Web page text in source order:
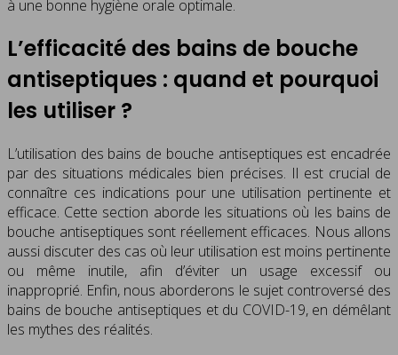
à une bonne hygiène orale optimale.
L’efficacité des bains de bouche
antiseptiques : quand et pourquoi
les utiliser ?
L’utilisation des bains de bouche antiseptiques est encadrée
par des situations médicales bien précises. Il est crucial de
connaître ces indications pour une utilisation pertinente et
efficace. Cette section aborde les situations où les bains de
bouche antiseptiques sont réellement efficaces. Nous allons
aussi discuter des cas où leur utilisation est moins pertinente
ou même inutile, afin d’éviter un usage excessif ou
inapproprié. Enfin, nous aborderons le sujet controversé des
bains de bouche antiseptiques et du COVID-19, en démêlant
les mythes des réalités.